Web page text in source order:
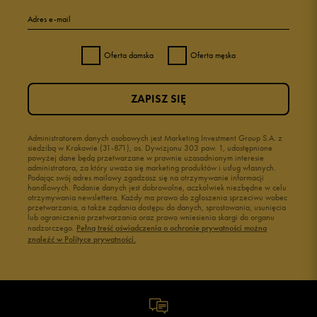
Adres e-mail
Oferta damska Oferta męska
Administratorem danych osobowych jest Marketing Investment Group S.A. z
siedzibą w Krakowie (31-871), os. Dywizjonu 303 paw. 1, udostępnione
powyżej dane będą przetwarzane w prawnie uzasadnionym interesie
administratora, za który uważa się marketing produktów i usług własnych.
Podając swój adres mailowy zgadzasz się na otrzymywanie informacji
handlowych. Podanie danych jest dobrowolne, aczkolwiek niezbędne w celu
otrzymywania newslettera. Każdy ma prawo do zgłoszenia sprzeciwu wobec
przetwarzania, a także żądania dostępu do danych, sprostowania, usunięcia
lub ograniczenia przetwarzania oraz prawo wniesienia skargi do organu
nadzorczego. Pełną treść oświadczenia o ochronie prywatności można
znaleźć w Polityce prywatności.
ZAPISZ SIĘ